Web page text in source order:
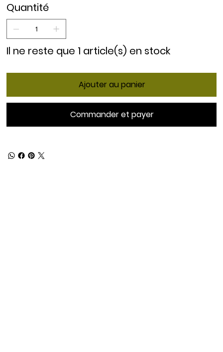
Quantité
Il ne reste que 1 article(s) en stock
Ajouter au panier
Commander et payer